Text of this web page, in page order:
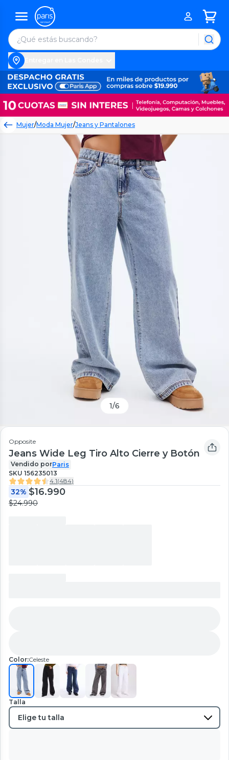
Mujer/Moda Mujer/Jeans y Pantalones
1/6
Opposite
Jeans Wide Leg Tiro Alto Cierre y Botón
Vendido porParis
SKU 156235013
4.1(484)
32% $16.990
$24.990
Color:Celeste
Talla